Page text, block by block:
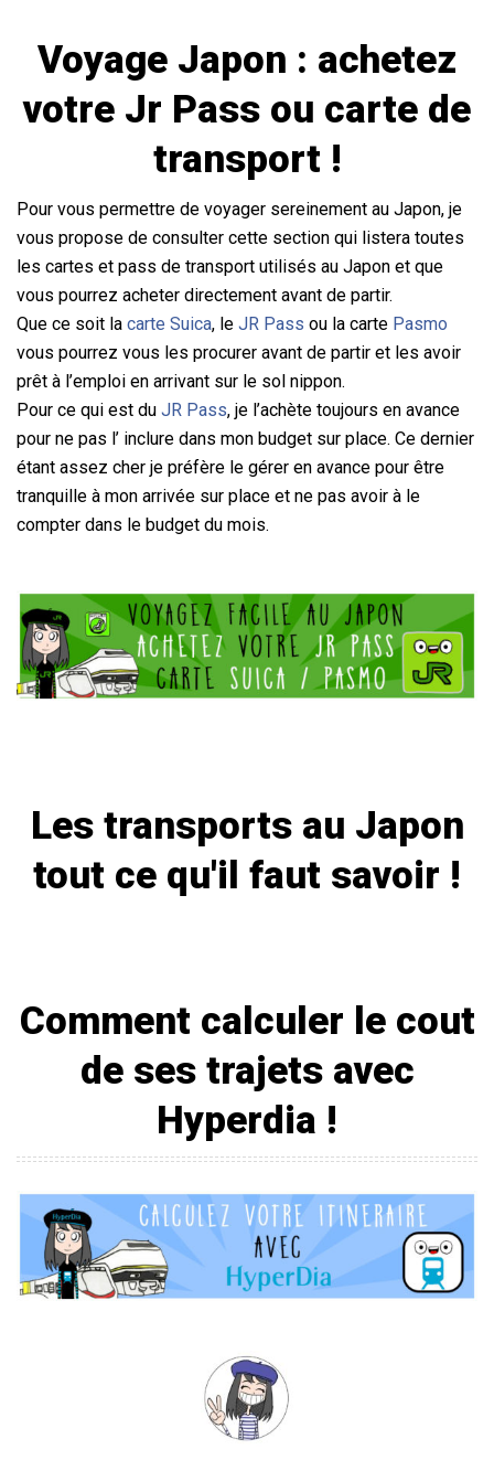
Voyage Japon : achetez
votre Jr Pass ou carte de
transport !
Pour vous permettre de voyager sereinement au Japon, je
vous propose de consulter cette section qui listera toutes
les cartes et pass de transport utilisés au Japon et que
vous pourrez acheter directement avant de partir.
Que ce soit la carte Suica, le JR Pass ou la carte Pasmo
vous pourrez vous les procurer avant de partir et les avoir
prêt à l’emploi en arrivant sur le sol nippon.
Pour ce qui est du JR Pass, je l’achète toujours en avance
pour ne pas l’ inclure dans mon budget sur place. Ce dernier
étant assez cher je préfère le gérer en avance pour être
tranquille à mon arrivée sur place et ne pas avoir à le
compter dans le budget du mois.
Les transports au Japon
tout ce qu'il faut savoir !
Comment calculer le cout
de ses trajets avec
Hyperdia !